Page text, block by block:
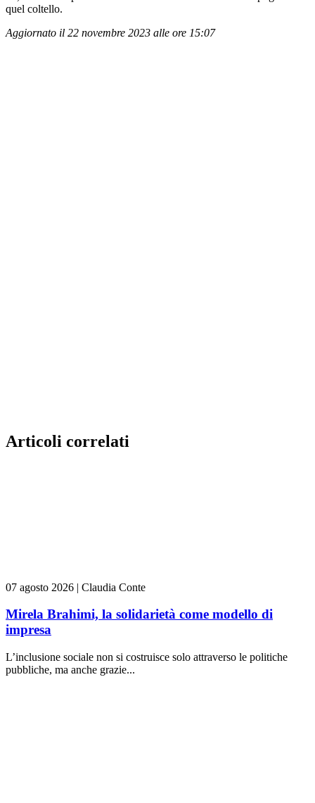
quel coltello.
Aggiornato il 22 novembre 2023 alle ore 15:07
Articoli correlati
07 agosto 2026 | Claudia Conte
Mirela Brahimi, la solidarietà come modello di
impresa
L’inclusione sociale non si costruisce solo attraverso le politiche
pubbliche, ma anche grazie...